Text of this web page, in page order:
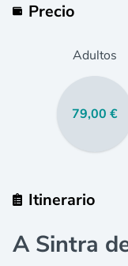
Precio
Adultos
79,00 €
Itinerario
A Sintra